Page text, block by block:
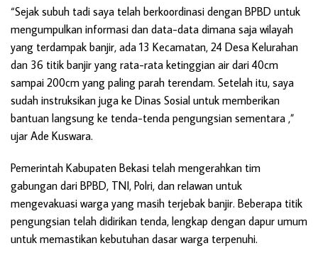
“Sejak subuh tadi saya telah berkoordinasi dengan BPBD untuk
mengumpulkan informasi dan data-data dimana saja wilayah
yang terdampak banjir, ada 13 Kecamatan, 24 Desa Kelurahan
dan 36 titik banjir yang rata-rata ketinggian air dari 40cm
sampai 200cm yang paling parah terendam. Setelah itu, saya
sudah instruksikan juga ke Dinas Sosial untuk memberikan
bantuan langsung ke tenda-tenda pengungsian sementara ,”
ujar Ade Kuswara.
Pemerintah Kabupaten Bekasi telah mengerahkan tim
gabungan dari BPBD, TNI, Polri, dan relawan untuk
mengevakuasi warga yang masih terjebak banjir. Beberapa titik
pengungsian telah didirikan tenda, lengkap dengan dapur umum
untuk memastikan kebutuhan dasar warga terpenuhi.